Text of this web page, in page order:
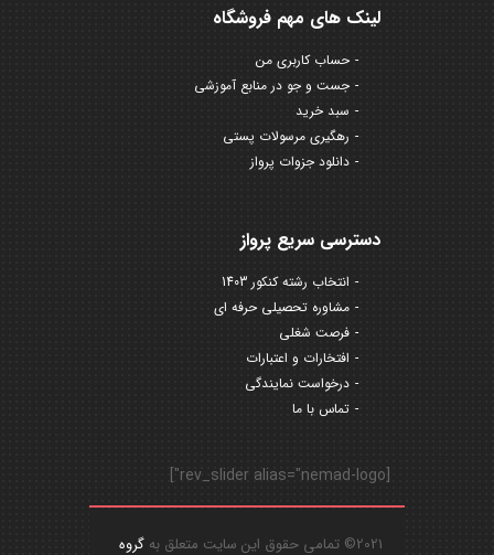
لینک های مهم فروشگاه
حساب کاربری من
جست و جو در منابع آموزشی
سبد خرید
رهگیری مرسولات پستی
دانلود جزوات پرواز
دسترسی سریع پرواز
انتخاب رشته کنکور 1403
مشاوره تحصیلی حرفه ای
فرصت شغلی
افتخارات و اعتبارات
درخواست نمایندگی
تماس با ما
[rev_slider alias="nemad-logo"]
2021© تمامی حقوق این سایت متعلق به گروه